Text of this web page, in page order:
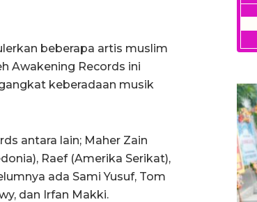
beberapa artis muslim
Awakening Records ini
keberadaan musik
antara lain; Maher Zain
Raef (Amerika Serikat),
ada Sami Yusuf, Tom
dan Irfan Makki.